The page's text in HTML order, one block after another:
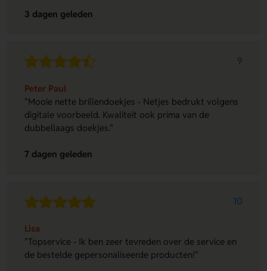
3 dagen geleden
9
Peter Paul
"Mooie nette brillendoekjes - Netjes bedrukt volgens
digitale voorbeeld. Kwaliteit ook prima van de
dubbellaags doekjes."
7 dagen geleden
10
Lisa
"Topservice - Ik ben zeer tevreden over de service en
de bestelde gepersonaliseerde producten!"